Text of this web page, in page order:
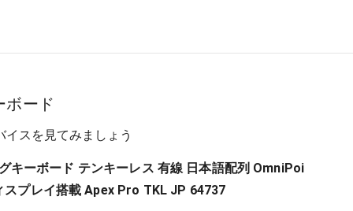
ボード
スを見てみましょう
キーボード テンキーレス 有線 日本語配列 OmniPoi
スプレイ搭載 Apex Pro TKL JP 64737